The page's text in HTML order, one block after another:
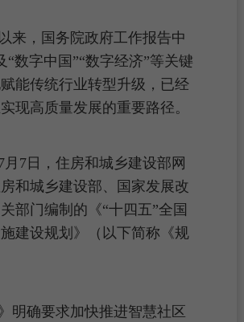
来，国务院政府工作报告中
“数字中国”“数字经济”等关键
能传统行业转型升级，已经
现高质量发展的重要路径。
月7日，住房和城乡建设部网
和城乡建设部、国家发展改
部门编制的《“十四五”全国
建设规划》（以下简称《规
》明确要求加快推进智慧社区